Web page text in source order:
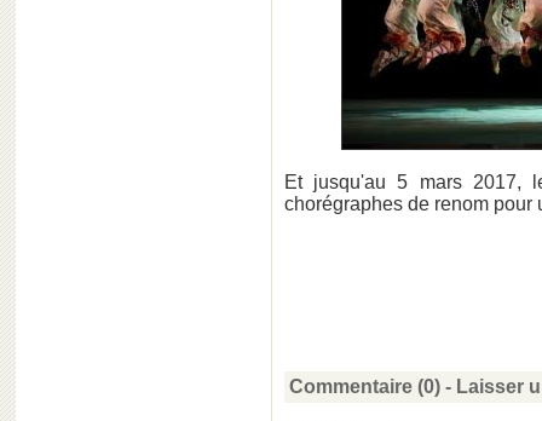
Et jusqu'au 5 mars 2017,
chorégraphes de renom pour
Commentaire (0) - Laisser